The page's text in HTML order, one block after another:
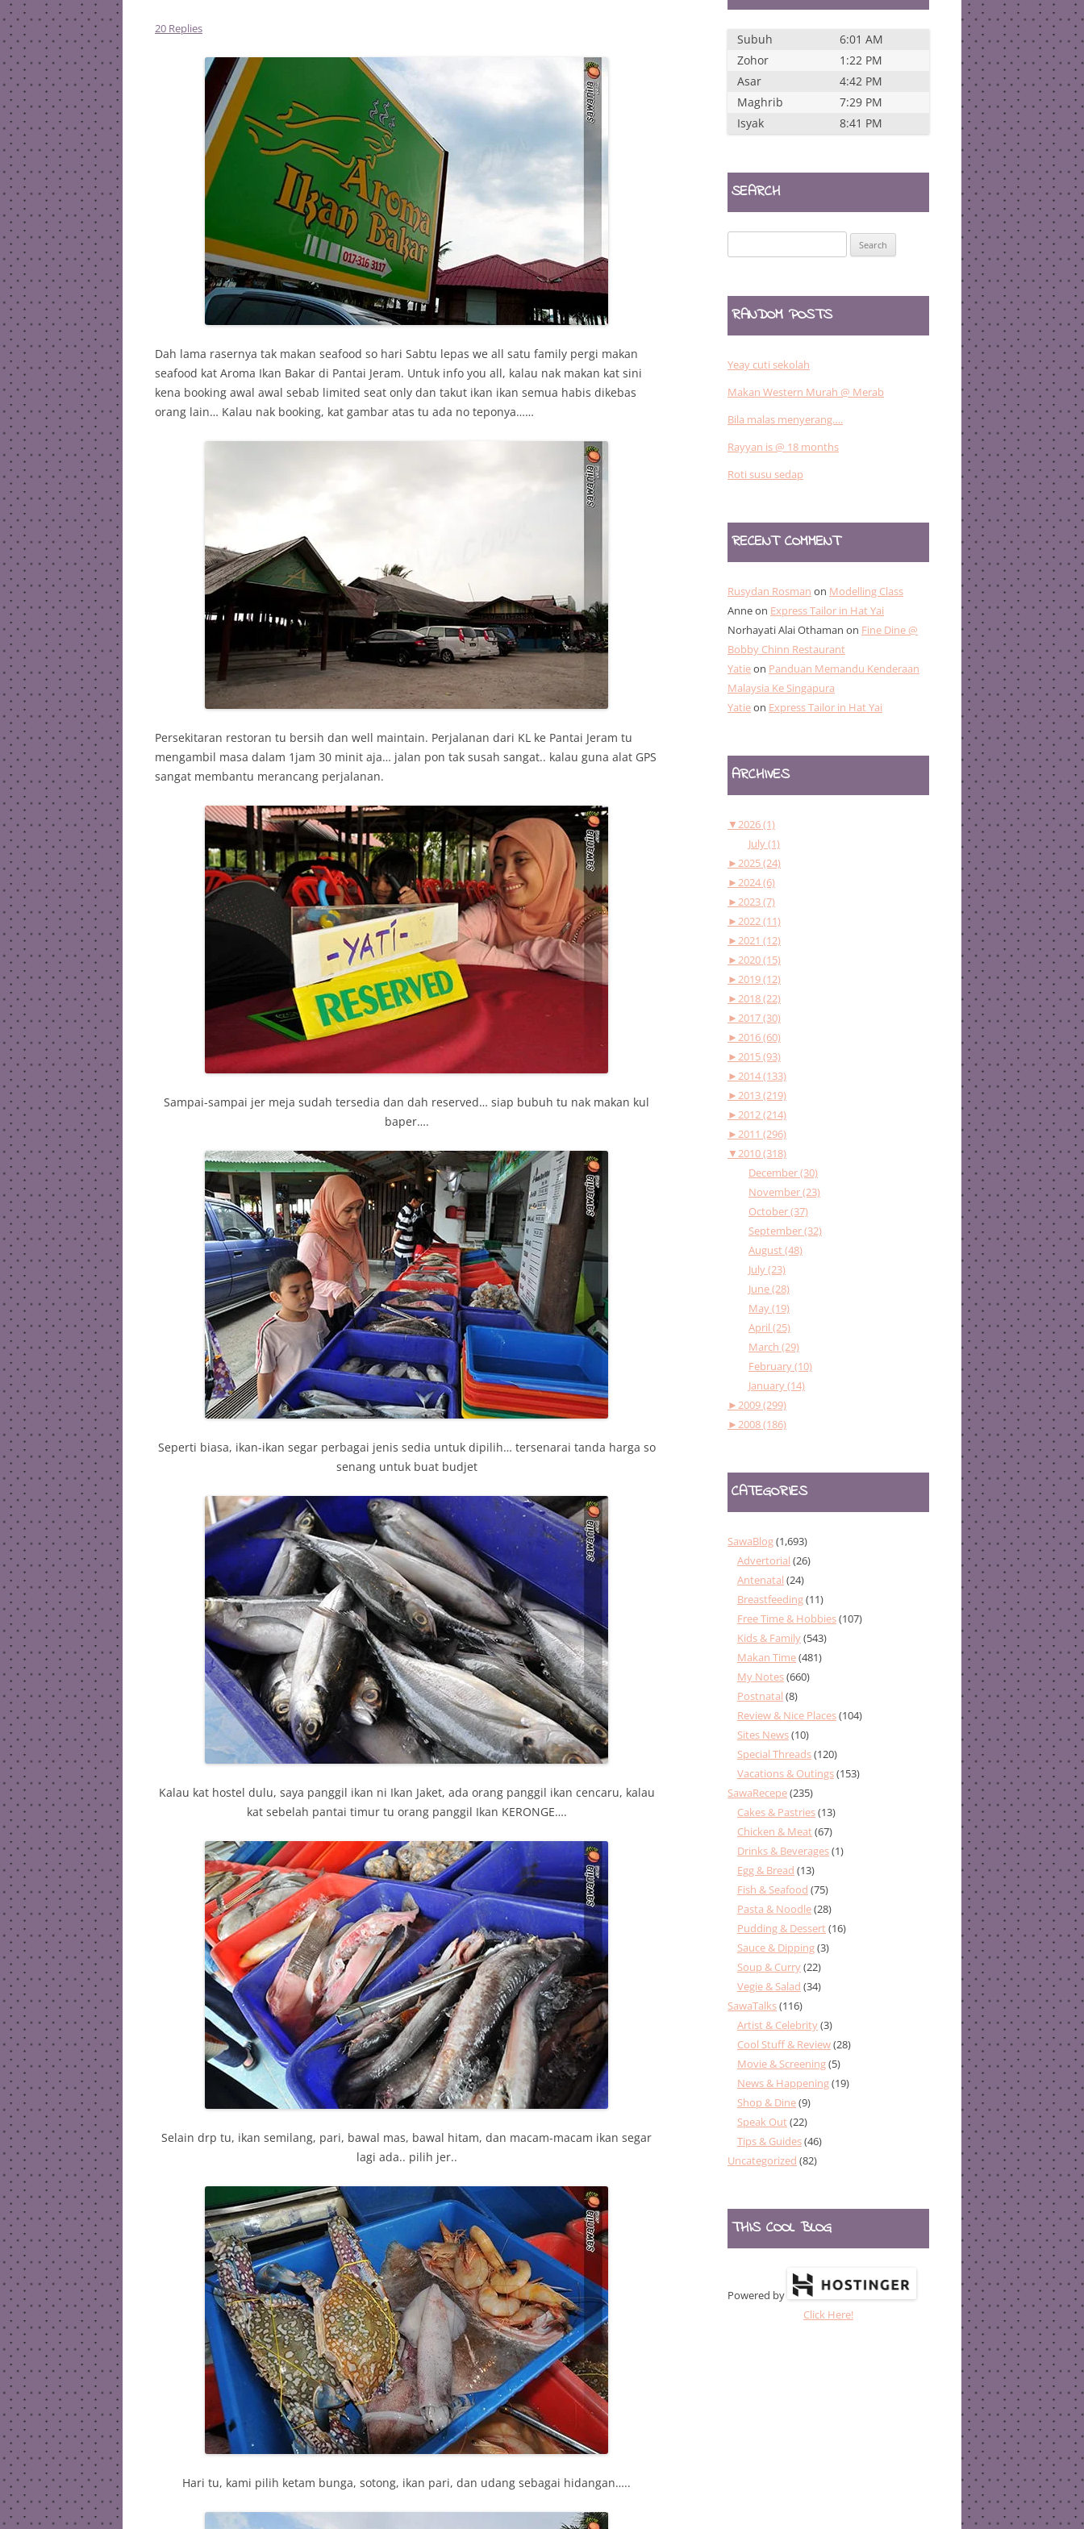
20 Replies
Dah lama rasernya tak makan seafood so hari Sabtu lepas we all satu family pergi makan
seafood kat Aroma Ikan Bakar di Pantai Jeram. Untuk info you all, kalau nak makan kat sini
kena booking awal awal sebab limited seat only dan takut ikan ikan semua habis dikebas
orang lain… Kalau nak booking, kat gambar atas tu ada no teponya……
Persekitaran restoran tu bersih dan well maintain. Perjalanan dari KL ke Pantai Jeram tu
mengambil masa dalam 1jam 30 minit aja… jalan pon tak susah sangat.. kalau guna alat GPS
sangat membantu merancang perjalanan.
Sampai-sampai jer meja sudah tersedia dan dah reserved… siap bubuh tu nak makan kul
baper….
Seperti biasa, ikan-ikan segar perbagai jenis sedia untuk dipilih… tersenarai tanda harga so
senang untuk buat budjet
Kalau kat hostel dulu, saya panggil ikan ni Ikan Jaket, ada orang panggil ikan cencaru, kalau
kat sebelah pantai timur tu orang panggil Ikan KERONGE….
Selain drp tu, ikan semilang, pari, bawal mas, bawal hitam, dan macam-macam ikan segar
lagi ada.. pilih jer..
Hari tu, kami pilih ketam bunga, sotong, ikan pari, dan udang sebagai hidangan…..
Subuh
6:01 AM
Zohor
1:22 PM
Asar
4:42 PM
Maghrib
7:29 PM
Isyak
8:41 PM
SEARCH
for:
RANDOM POSTS
Yeay cuti sekolah
Makan Western Murah @ Merab
Bila malas menyerang….
Rayyan is @ 18 months
Roti susu sedap
RECENT COMMENT
Rusydan Rosman on Modelling Class
Anneon Express Tailor in Hat Yai
Norhayati Alai Othaman on Fine Dine @
Bobby Chinn Restaurant
Yatieon Panduan Memandu Kenderaan
Malaysia Ke Singapura
Yatieon Express Tailor in Hat Yai
ARCHIVES
▼2026 (1)
July (1)
►2025 (24)
►2024 (6)
►2023 (7)
►2022 (11)
►2021 (12)
►2020 (15)
►2019 (12)
►2018 (22)
►2017 (30)
►2016 (60)
►2015 (93)
►2014 (133)
►2013 (219)
►2012 (214)
►2011 (296)
▼2010 (318)
December (30)
November (23)
October (37)
September (32)
August (48)
July (23)
June (28)
May (19)
April (25)
March (29)
February (10)
January (14)
►2009 (299)
►2008 (186)
CATEGORIES
SawaBlog(1,693)
Advertorial (26)
Antenatal (24)
Breastfeeding(11)
Free Time & Hobbies(107)
Kids & Family(543)
Makan Time(481)
My Notes(660)
Postnatal (8)
Review & Nice Places(104)
Sites News(10)
Special Threads(120)
Vacations & Outings(153)
SawaRecepe(235)
Cakes & Pastries(13)
Chicken & Meat(67)
Drinks & Beverages(1)
Egg & Bread (13)
Fish & Seafood (75)
Pasta & Noodle(28)
Pudding & Dessert(16)
Sauce & Dipping(3)
Soup & Curry(22)
Vegie & Salad (34)
SawaTalks(116)
Artist & Celebrity(3)
Cool Stuff & Review(28)
Movie & Screening(5)
News & Happening(19)
Shop & Dine(9)
Speak Out(22)
Tips & Guides(46)
Uncategorized (82)
THIS COOL BLOG
Powered by
Click Here!